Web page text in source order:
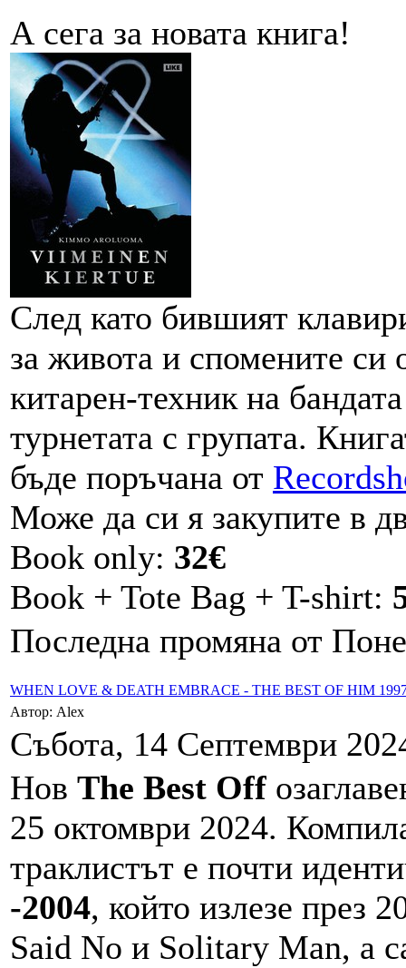
А сега за новата книга!
След като бившият
за живота и спомените си
китарен-техник на
турнетата с групата.
бъде поръчанa от
Може да си я закупите в
Book only: 32€
Book + Tote Bag + T-shirt:
Последна промяна от
WHEN LOVE & DEATH EMBRACE - THE BEST OF HIM
Автор: Alex
Събота, 14 Септември
Нов The Best Off
25 октомври 2024.
траклистът е почти
-2004, който излезе през
Said No и Solitary Man, а